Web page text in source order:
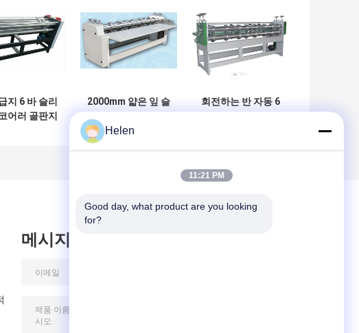
지 6 바 슬리
어러 골판지
2000mm 얇은 잎 슬
회전하는 반자동을
만드는 판지 상자
회전하는 반 자동 6
메시지를 남겨주세요
Helen
11:21 PM
Good day, what product are you looking
for?